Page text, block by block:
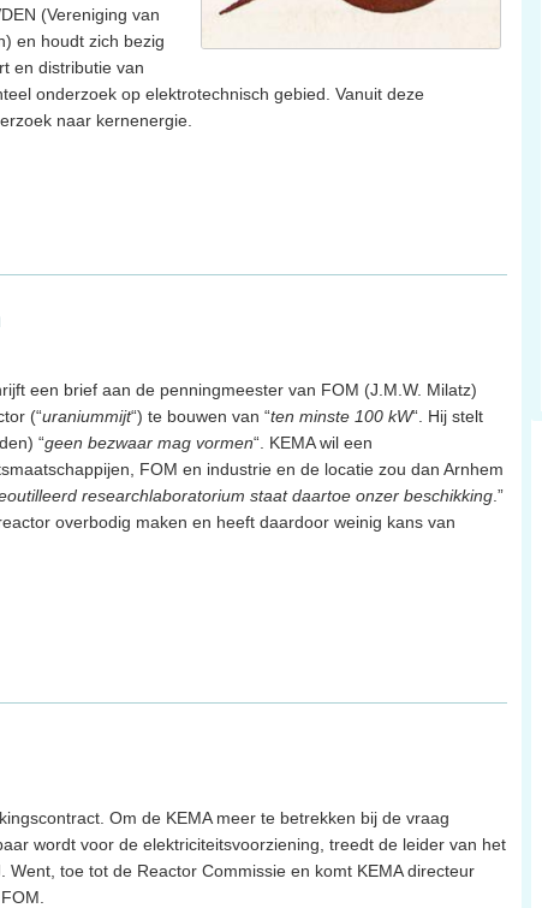
(Vereniging van
en houdt zich bezig
en distributie van
onderzoek op elektrotechnisch gebied. Vanuit deze
naar kernenergie.
een brief aan de penningmeester van FOM (J.M.W. Milatz)
(“uraniummijt“) te bouwen van “ten minste 100 kW“. Hij stelt
“geen bezwaar mag vormen“. KEMA wil een
FOM en industrie en de locatie zou dan Arnhem
researchlaboratorium staat daartoe onzer beschikking .”
overbodig maken en heeft daardoor weinig kans van
Om de KEMA meer te betrekken bij de vraag
wordt voor de elektriciteitsvoorziening, treedt de leider van het
Went, toe tot de Reactor Commissie en komt KEMA directeur